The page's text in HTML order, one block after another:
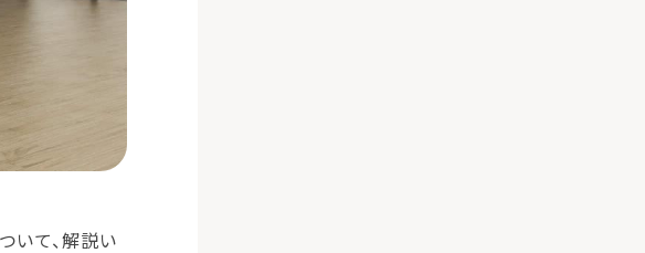
いて、解説い